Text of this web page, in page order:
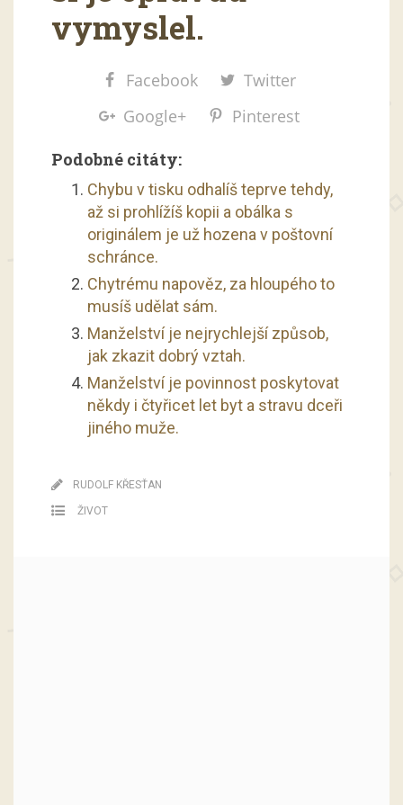
vymyslel.
Facebook
Twitter
Google+
Pinterest
Podobné citáty:
Chybu v tisku odhalíš teprve tehdy,
až si prohlížíš kopii a obálka s
originálem je už hozena v poštovní
schránce.
Chytrému napověz, za hloupého to
musíš udělat sám.
Manželství je nejrychlejší způsob,
jak zkazit dobrý vztah.
Manželství je povinnost poskytovat
někdy i čtyřicet let byt a stravu dceři
jiného muže.
RUDOLF KŘESŤAN
ŽIVOT